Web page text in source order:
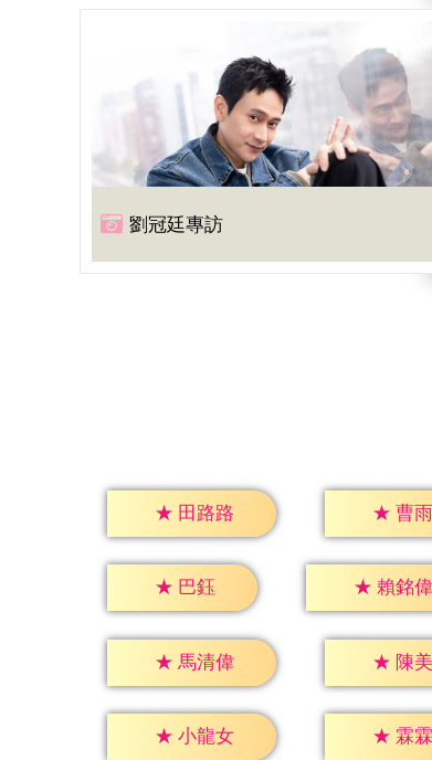
劉冠廷專訪
★ 田路路 ★ 曹
★ 巴鈺 ★ 賴銘偉
★ 馬清偉 ★ 陳
★ 小龍女 ★ 霖霖